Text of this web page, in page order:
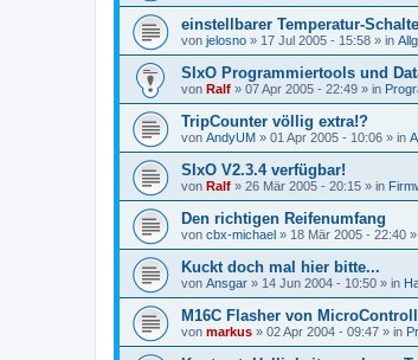
einstellbarer Temperatur-
von jelosno » 17 Jul 2005 - 15:58 » in
SIxO Programmiertools und
von Ralf » 07 Apr 2005 - 22:49 » in
TripCounter völlig extra!?
von AndyUM » 01 Apr 2005 - 10:06 » in
SIxO V2.3.4 verfügbar!
von Ralf » 26 Mär 2005 - 20:15 » in
Den richtigen Reifenumfang
von cbx-michael » 18 Mär 2005 - 22:40
Kuckt doch mal hier bitte...
von Ansgar » 14 Jun 2004 - 10:50 » in
M16C Flasher von
von markus » 02 Apr 2004 - 09:47 » in